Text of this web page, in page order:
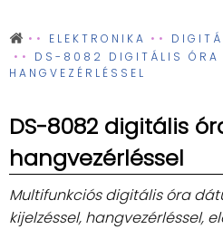
ELEKTRONIKA
DS-8082 DIGITÁLIS ÓRA
HANGVEZÉRLÉSSEL
DS-8082 digitális
hangvezérléssel
Multifunkciós digitális óra
kijelzéssel, hangvezérléssel,